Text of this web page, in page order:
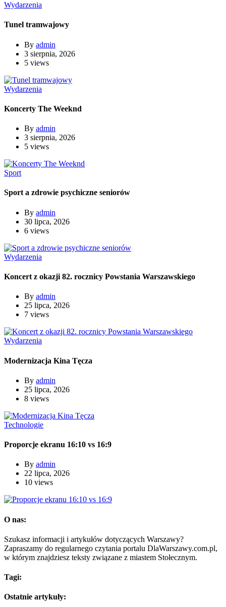
Wydarzenia
Tunel tramwajowy
By admin
3 sierpnia, 2026
5 views
Wydarzenia
Koncerty The Weeknd
By admin
3 sierpnia, 2026
5 views
Sport
Sport a zdrowie psychiczne seniorów
By admin
30 lipca, 2026
6 views
Wydarzenia
Koncert z okazji 82. rocznicy Powstania Warszawskiego
By admin
25 lipca, 2026
7 views
Wydarzenia
Modernizacja Kina Tęcza
By admin
25 lipca, 2026
8 views
Technologie
Proporcje ekranu 16:10 vs 16:9
By admin
22 lipca, 2026
10 views
O nas:
Szukasz informacji i artykułów dotyczących Warszawy?
Zapraszamy do regularnego czytania portalu DlaWarszawy.com.pl,
w którym znajdziesz teksty związane z miastem Stołecznym.
Tagi:
Ostatnie artykuły: